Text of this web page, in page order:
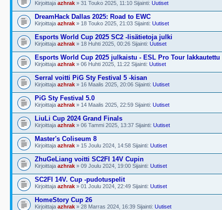
Kirjoittaja azhrak » 31 Touko 2025, 11:10 Sijainti: Uutiset
DreamHack Dallas 2025: Road to EWC
Kirjoittaja azhrak » 18 Touko 2025, 21:03 Sijainti: Uutiset
Esports World Cup 2025 SC2 -lisätietoja julki
Kirjoittaja azhrak » 18 Huhti 2025, 00:26 Sijainti: Uutiset
Esports World Cup 2025 julkaistu - ESL Pro Tour lakkautettu
Kirjoittaja azhrak » 06 Huhti 2025, 11:22 Sijainti: Uutiset
Serral voitti PiG Sty Festival 5 -kisan
Kirjoittaja azhrak » 16 Maalis 2025, 20:06 Sijainti: Uutiset
PiG Sty Festival 5.0
Kirjoittaja azhrak » 14 Maalis 2025, 22:59 Sijainti: Uutiset
LiuLi Cup 2024 Grand Finals
Kirjoittaja azhrak » 06 Tammi 2025, 13:37 Sijainti: Uutiset
Master's Coliseum 8
Kirjoittaja azhrak » 15 Joulu 2024, 14:58 Sijainti: Uutiset
ZhuGeLiang voitti SC2FI 14V Cupin
Kirjoittaja azhrak » 09 Joulu 2024, 19:00 Sijainti: Uutiset
SC2FI 14V. Cup -pudotuspelit
Kirjoittaja azhrak » 01 Joulu 2024, 22:49 Sijainti: Uutiset
HomeStory Cup 26
Kirjoittaja azhrak » 28 Marras 2024, 16:39 Sijainti: Uutiset